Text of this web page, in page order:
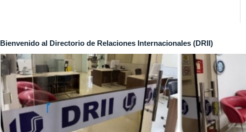
Bienvenido al Directorio de Relaciones Internacionales (DRII)